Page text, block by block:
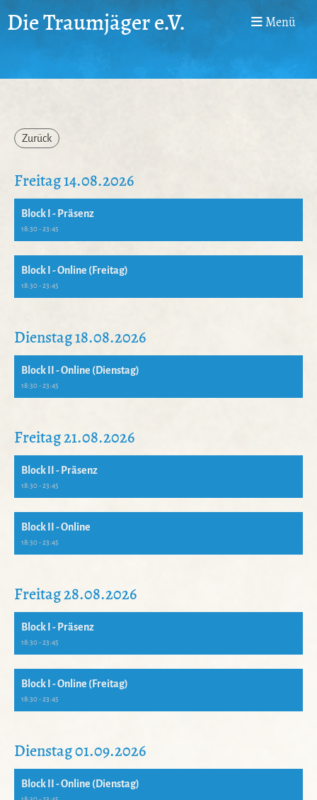
Die Traumjäger e.V. Menü
Zurück
Freitag 14.08.2026
Block I - Präsenz
18:30 - 23:45
Block I - Online (Freitag)
18:30 - 23:45
Dienstag 18.08.2026
Block II - Online (Dienstag)
18:30 - 23:45
Freitag 21.08.2026
Block II - Präsenz
18:30 - 23:45
Block II - Online
18:30 - 23:45
Freitag 28.08.2026
Block I - Präsenz
18:30 - 23:45
Block I - Online (Freitag)
18:30 - 23:45
Dienstag 01.09.2026
Block II - Online (Dienstag)